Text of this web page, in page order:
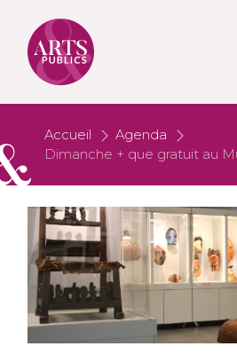
Accueil
Agenda
Dimanche + que gratuit au